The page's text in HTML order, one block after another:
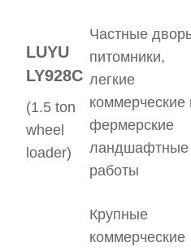
LUYU
LY928C
(1.5 ton
wheel
loader)
Частные
питомники,
легкие
коммерческие
фермерские
ландшафтные
работы
Крупные
коммерческие